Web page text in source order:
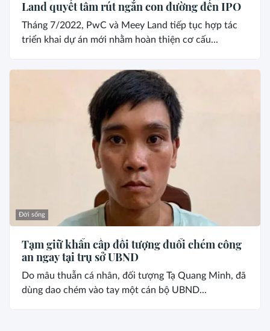
Land quyết tâm rút ngắn con đường đến IPO
Tháng 7/2022, PwC và Meey Land tiếp tục hợp tác
triển khai dự án mới nhằm hoàn thiện cơ cấu...
Đời sống
Tạm giữ khẩn cấp đối tượng đuổi chém công
an ngay tại trụ sở UBND
Do mâu thuẫn cá nhân, đối tượng Tạ Quang Minh, đã
dùng dao chém vào tay một cán bộ UBND...